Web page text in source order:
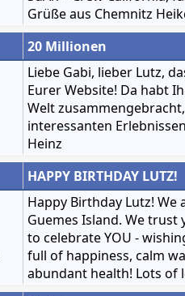
Grüße aus Chemnitz
20 Millionen
Liebe Gabi, lieber Lutz,
Eurer Website! Da habt
Welt
interessanten
Heinz
HAPPY BIRTHDAY LUTZ!
Happy Birthday Lutz!
Guemes Island. We
to celebrate YOU -
full of happiness, calm
abundant health! Lots of